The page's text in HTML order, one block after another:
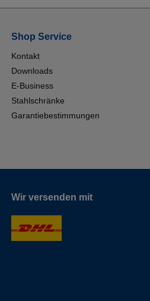
Shop Service
Kontakt
Downloads
E-Business
Stahlschränke
Garantiebestimmungen
Wir versenden mit